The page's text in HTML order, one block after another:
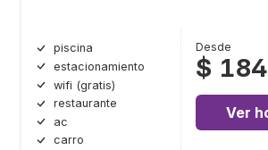
piscina
estacionamiento
wifi (gratis)
restaurante
ac
carro
Desde
$
Ver